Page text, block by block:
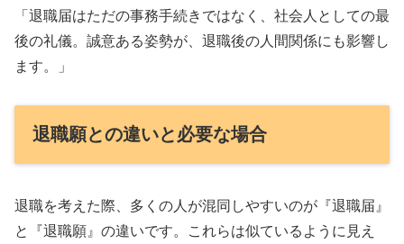
「退職届はただの事務手続きではなく、社会人としての最
後の礼儀。誠意ある姿勢が、退職後の人間関係にも影響し
ます。」
退職願との違いと必要な場合
退職を考えた際、多くの人が混同しやすいのが『退職届』
と『退職願』の違いです。これらは似ているように見え